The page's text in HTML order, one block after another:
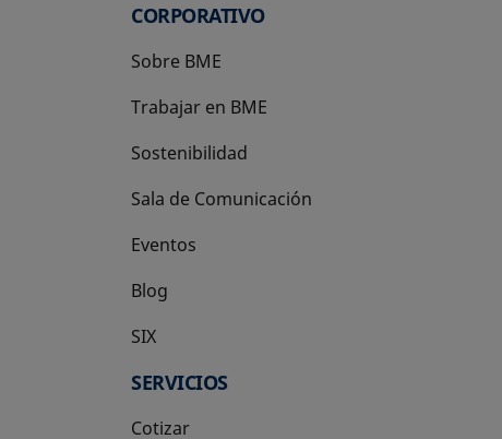
CORPORATIVO
Sobre BME
Trabajar en BME
Sostenibilidad
Sala de Comunicación
Eventos
Blog
SIX
se abre en una pestaña nueva
SERVICIOS
Cotizar